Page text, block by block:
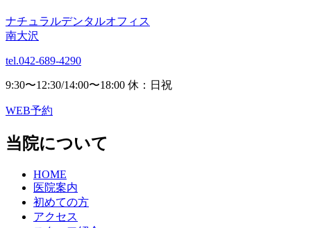
ナチュラルデンタルオフィス
南大沢
tel.042-689-4290
9:30〜12:30/14:00〜18:00 休：日祝
WEB予約
当院について
HOME
医院案内
初めての方
アクセス